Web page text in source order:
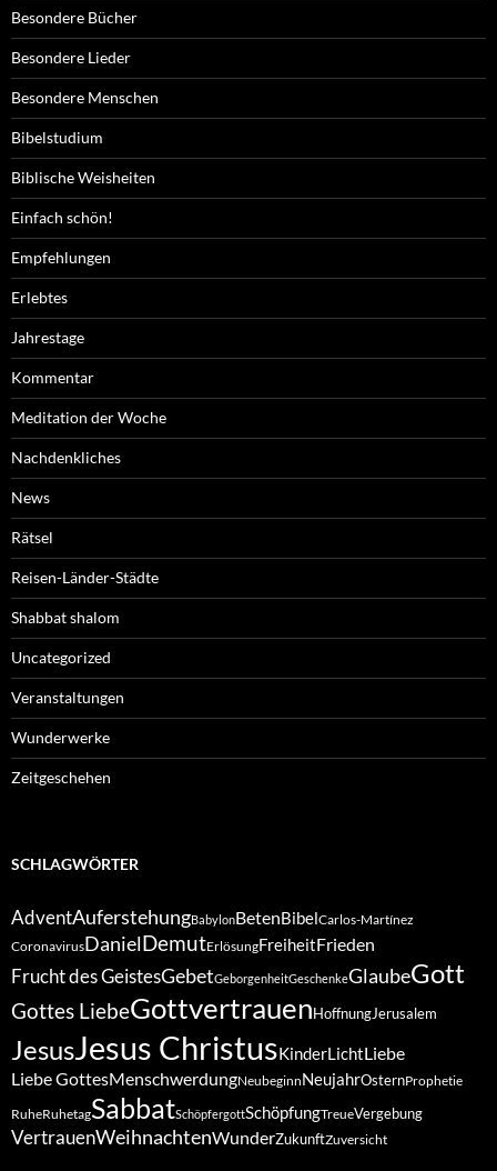
Besondere Bücher
Besondere Lieder
Besondere Menschen
Bibelstudium
Biblische Weisheiten
Einfach schön!
Empfehlungen
Erlebtes
Jahrestage
Kommentar
Meditation der Woche
Nachdenkliches
News
Rätsel
Reisen-Länder-Städte
Shabbat shalom
Uncategorized
Veranstaltungen
Wunderwerke
Zeitgeschehen
SCHLAGWÖRTER
AdventAuferstehungBabylonBetenBibelCarlos-Martínez
CoronavirusDanielDemutErlösungFreiheitFrieden
Frucht des GeistesGebetGeborgenheitGeschenkeGlaubeGott
Gottes LiebeGottvertrauenHoffnungJerusalem
JesusJesus ChristusKinderLichtLiebe
Liebe GottesMenschwerdungNeubeginnNeujahrOsternProphetie
RuheRuhetagSabbatSchöpfergottSchöpfungTreueVergebung
VertrauenWeihnachtenWunderZukunftZuversicht